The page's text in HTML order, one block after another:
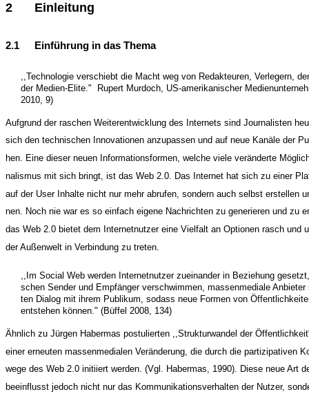
2 Einleitung
2.1 Einführung in das Thema
,,Technologie verschiebt die Macht weg von Redakteuren, Verlegern,
der Medien-Elite." ­ Rupert Murdoch, US-amerikanischer
2010, 9)
Aufgrund der raschen Weiterentwicklung des Internets sind Journalisten
sich den technischen Innovationen anzupassen und auf neue Kanäle der
hen. Eine dieser neuen Informationsformen, welche viele veränderte
nalismus mit sich bringt, ist das Web 2.0. Das Internet hat sich zu einer
auf der User Inhalte nicht nur mehr abrufen, sondern auch selbst erstellen
nen. Noch nie war es so einfach eigene Nachrichten zu generieren und zu
das Web 2.0 bietet dem Internetnutzer eine Vielfalt an Optionen rasch und
der Außenwelt in Verbindung zu treten.
,,Im Social Web werden Internetnutzer zueinander in Beziehung
schen Sender und Empfänger verschwimmen, massenmediale Anbieter
ten Dialog mit ihrem Publikum, sodass neue Formen von
entstehen können." (Büffel 2008, 134)
Ähnlich zu Jürgen Habermas postulierten ,,Strukturwandel der
einer erneuten massenmedialen Veränderung, die durch die partizipativen
wege des Web 2.0 initiiert werden. (Vgl. Habermas, 1990). Diese neue Art
beeinflusst jedoch nicht nur das Kommunikationsverhalten der Nutzer,